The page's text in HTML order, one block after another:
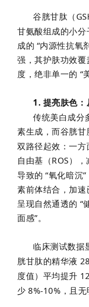
谷胱甘肽（
甘氨酸组成的小分
成的 “内源性抗氧
强，其护肤功效
度，绝非单一的 “
1. 提亮肤色：
传统美白成分
素生成，而谷胱甘
双路径起效：一
自由基（ROS）
导致的 “氧化暗沉
素前体结合，加
呈现自然通透的 “
面感”。
临床测试数据
胱甘肽的精华液 28
度值）平均提升
少8%-10% ，且